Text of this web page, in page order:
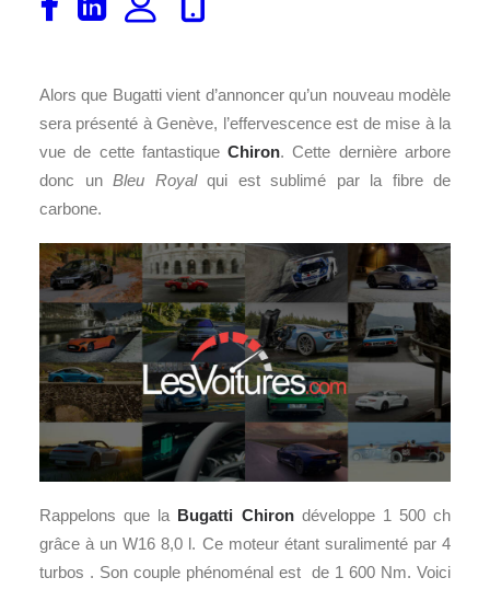
Genève, uneBugattiChiron
Alors que Bugatti vient d’annoncer qu’un nouveau modèle
sera présenté à Genève, l’effervescence est de mise à la
vue de cette fantastiqueChiron. Cette dernière arbore
donc un Bleu Royal qui est sublimé par la fibre de
carbone.
Rappelons que la Bugatti Chirondéveloppe 1 500 ch
grâce à un W16 8,0 l. Ce moteur étant suralimenté par 4
turbos . Son couple phénoménal est de 1 600 Nm. Voici